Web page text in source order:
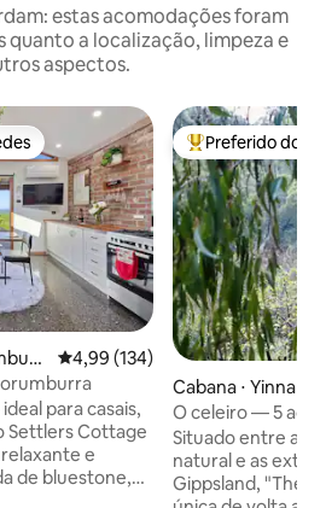
estas acomodações foram
quanto a localização, limpeza e
aspectos.
dos hóspedes
4,99 de uma avaliação média de
4,99 (134)
para casais,
Settlers Cottage
e
Entre os
Preferido dos
Cabana ⋅ Yinnar
O celeiro — 5
vistas
Situado entre a
natural e as
Gippsland, "The